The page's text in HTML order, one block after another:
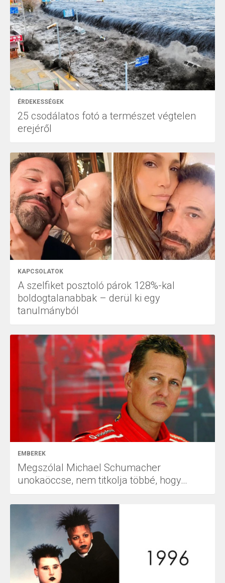
ÉRDEKESSÉGEK
25 csodálatos fotó a természet végtelen
erejéről
KAPCSOLATOK
A szelfiket posztoló párok 128%-kal
boldogtalanabbak – derül ki egy
tanulmányból
EMBEREK
Megszólal Michael Schumacher
unokaöccse, nem titkolja többé, hogy…